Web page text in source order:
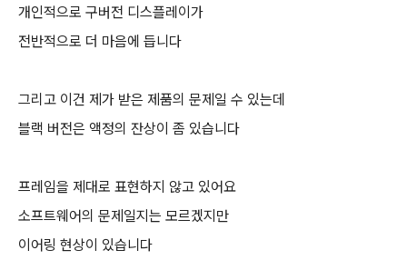
개인적으로 구버전 디스플레이가
전반적으로 더 마음에 듭니다
그리고 이건 제가 받은 제품의 문제일 수 있는데
블랙 버전은 액정의 잔상이 좀 있습니다
프레임을 제대로 표현하지 않고 있어요
소프트웨어의 문제일지는 모르겠지만
이어링 현상이 있습니다